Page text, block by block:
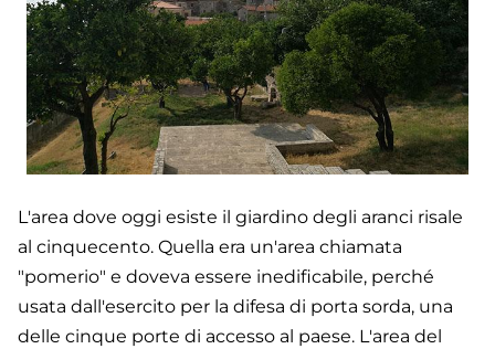
L'area dove oggi esiste il giardino degli aranci risale
al cinquecento. Quella era un'area chiamata
"pomerio" e doveva essere inedificabile, perché
usata dall'esercito per la difesa di porta sorda, una
delle cinque porte di accesso al paese. L'area del